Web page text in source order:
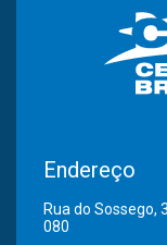
Endereço
Rua do Sossego,
080